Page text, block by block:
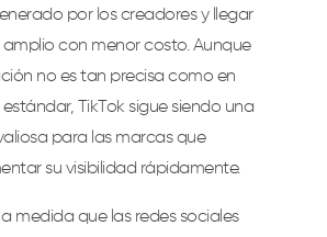
por los creadores y llegar
con menor costo. Aunque
no es tan precisa como en
estándar, TikTok sigue siendo una
para las marcas que
su visibilidad rápidamente.
a medida que las redes sociales